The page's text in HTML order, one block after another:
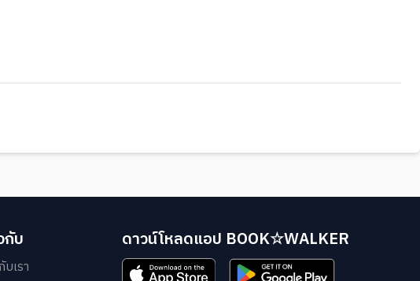
กับ
เรา
ดาวน์โหลดแอป BOOK☆WALKER